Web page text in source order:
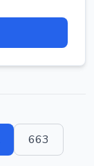
663